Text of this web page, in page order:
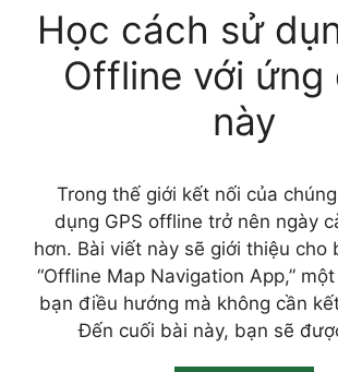
Học cách sử
Offline với ứng
này
Trong thế giới kết nối của
dụng GPS offline trở nên ngày
hơn. Bài viết này sẽ giới thiệu cho
“Offline Map Navigation App,”
bạn điều hướng mà không cần
Đến cuối bài này, bạn sẽ